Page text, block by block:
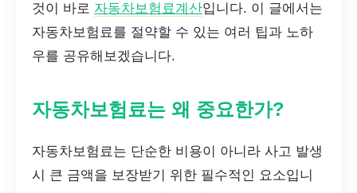
것이 바로 자동차보험료계산입니다. 이 글에서는
자동차보험료를 절약할 수 있는 여러 팁과 노하
우를 공유해보겠습니다.
자동차보험료는 왜 중요한가?
자동차보험료는 단순한 비용이 아니라 사고 발생
시 큰 금액을 보장받기 위한 필수적인 요소입니